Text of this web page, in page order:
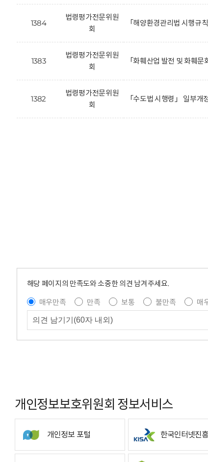
1384
법령평가전문위원
회
「해양환경관리법 시행규
1383
법령평가전문위원
회
「화훼산업 발전 및 화훼
1382
법령평가전문위원
회
「수도법 시행령」 일부
해당 페이지의 만족도와 소중한 의견 남겨주세요.
매우만족
만족 보통 불만족
매
개인정보보호위원회 정보서비스
개인정보 포털 한국인터넷진